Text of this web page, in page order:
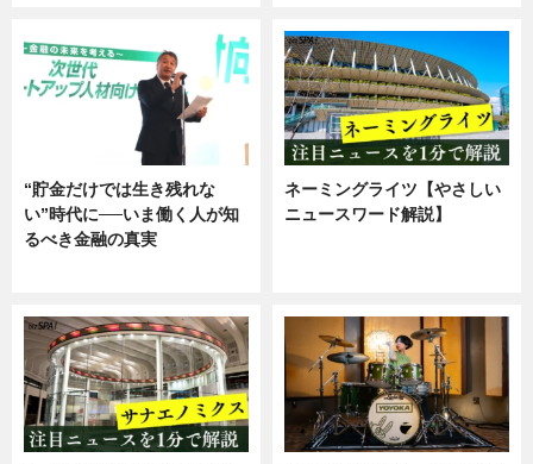
“貯金だけでは生き残れな
い”時代に──いま働く人が知
るべき金融の真実
ネーミングライツ【やさしい
ニュースワード解説】